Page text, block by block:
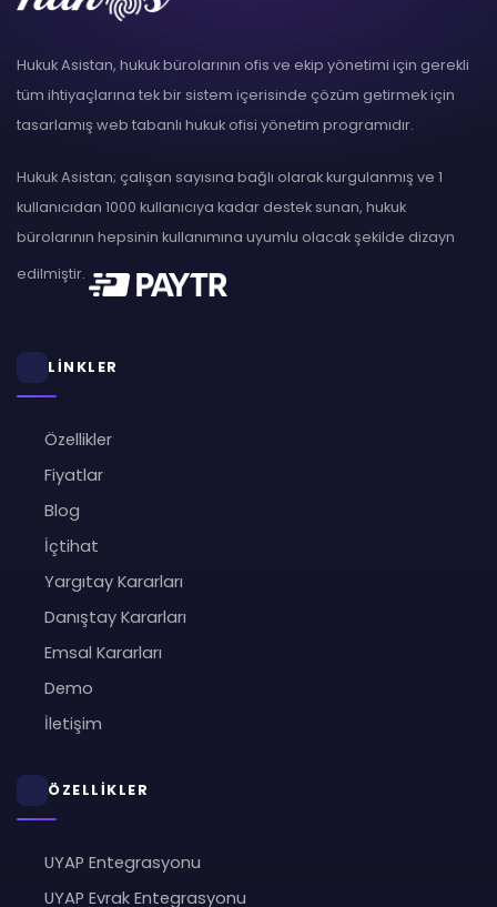
Hukuk Asistan, hukuk bürolarının ofis ve ekip yönetimi için gerekli
tüm ihtiyaçlarına tek bir sistem içerisinde çözüm getirmek için
tasarlamış web tabanlı hukuk ofisi yönetim programıdır.
Hukuk Asistan; çalışan sayısına bağlı olarak kurgulanmış ve 1
kullanıcıdan 1000 kullanıcıya kadar destek sunan, hukuk
bürolarının hepsinin kullanımına uyumlu olacak şekilde dizayn
edilmiştir.
LİNKLER
Özellikler
Fiyatlar
Blog
İçtihat
Yargıtay Kararları
Danıştay Kararları
Emsal Kararları
Demo
İletişim
ÖZELLİKLER
UYAP Entegrasyonu
UYAP Evrak Entegrasyonu